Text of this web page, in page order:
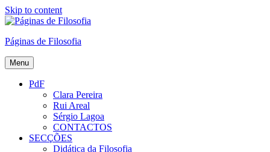
Skip to content
Páginas de Filosofia
Menu
PdF
Clara Pereira
Rui Areal
Sérgio Lagoa
CONTACTOS
SECÇÕES
Didática da Filosofia